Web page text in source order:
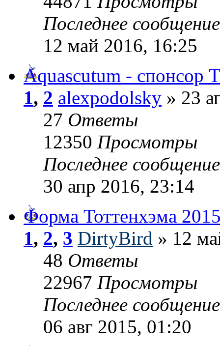
Последнее
12 май 2016, 16:25
Aquascutum - спонсор
1, 2 alexpodolsky » 23
27 Ответы
12350 Просмотры
Последнее
30 апр 2016, 23:14
Форма Тоттенхэма
1, 2, 3 DirtyBird » 12
48 Ответы
22967 Просмотры
Последнее
06 авг 2015, 01:20